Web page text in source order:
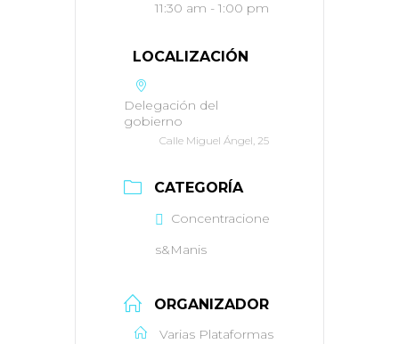
11:30 am - 1:00 pm
LOCALIZACIÓN
Delegación del
gobierno
Calle Miguel Ángel, 25
CATEGORÍA
Concentracione
s&Manis
ORGANIZADOR
Varias Plataformas